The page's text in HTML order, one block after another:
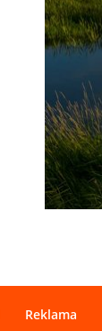
Reklama